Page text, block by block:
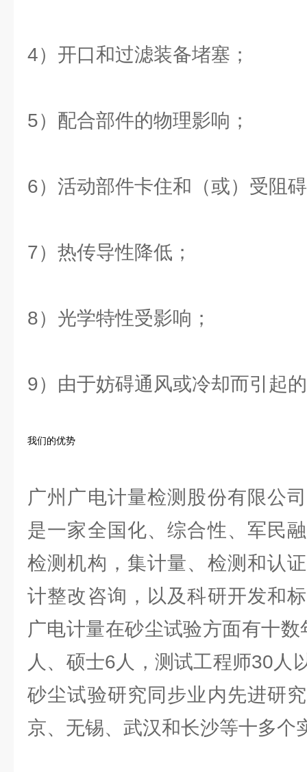
4）开口和过滤装备堵塞；
5）配合部件的物理影响；
6）活动部件卡住和（或）受阻
7）热传导性降低；
8）光学特性受影响；
9）由于妨碍通风或冷却而引起
我们的优势
广州广电计量检测股份有限公
是一家全国化、综合性、军民
检测机构，集计量、检测和认
计整改咨询，以及科研开发和
广电计量在砂尘试验方面有十
人、硕士6人，测试工程师30人
砂尘试验研究同步业内先进研
京、无锡、武汉和长沙等十多个